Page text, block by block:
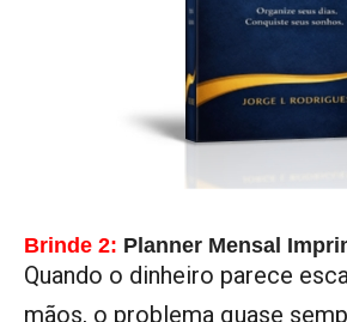
Brinde 2: Planner Mensal
Quando o dinheiro parece
mãos, o problema quase